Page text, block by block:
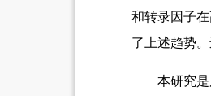
和转录因子
了上述趋势
本研究